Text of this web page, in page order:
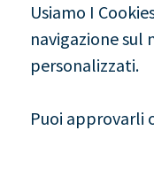
Usiamo I
navigazione
personalizzati.
Puoi approvarli